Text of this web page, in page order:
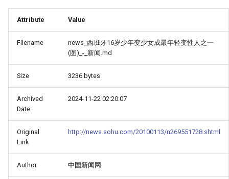
Attribute Value
Filename
news_西班牙16岁少年变少女成最年轻变性人之一
(图)_-_新闻.md
Size 3236 bytes
Archived
Date
2024-11-22 02:20:07
Original
Link
http://news.sohu.com/20100113/n269551728.shtml
Author 中国新闻网